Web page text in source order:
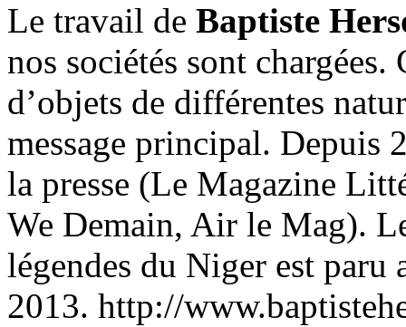
Le travail de Baptiste
nos sociétés sont
d’objets de différentes
message principal. Depuis
la presse (Le Magazine
We Demain, Air le Mag).
légendes du Niger est paru
2013. http://